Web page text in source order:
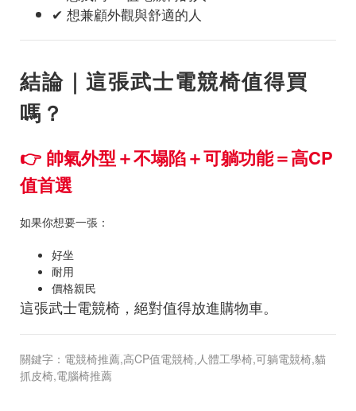
✔ 想兼顧外觀與舒適的人
結論｜這張武士電競椅值得買
嗎？
👉 帥氣外型＋不塌陷＋可躺功能＝高CP
值首選
如果你想要一張：
好坐
耐用
價格親民
這張武士電競椅，絕對值得放進購物車。
關鍵字：電競椅推薦,高CP值電競椅,人體工學椅,可躺電競椅,貓
抓皮椅,電腦椅推薦